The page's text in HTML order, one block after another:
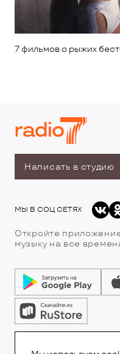
7 фильмов о рыжих
Написать в студию
МЫ В СОЦ СЕТЯХ
Откройте
музыку на все